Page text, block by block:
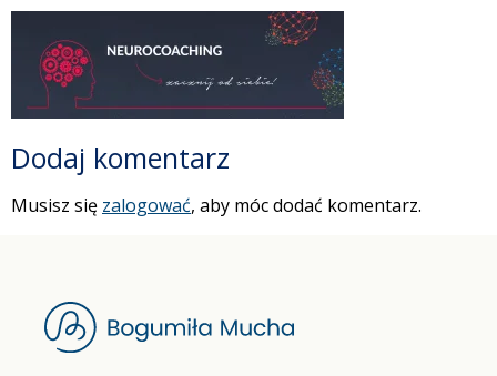
Dodaj komentarz
Musisz się zalogować, aby móc dodać komentarz.